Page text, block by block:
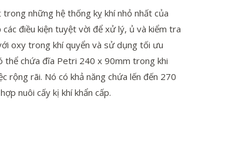
những hệ thống kỵ khí nhỏ nhất của
điều kiện tuyệt vời để xử lý, ủ và kiểm tra
oxy trong khí quyển và sử dụng tối ưu
thể chứa đĩa Petri 240 x 90mm trong khi
rộng rãi. Nó có khả năng chứa lến đến 270
nuôi cấy kị khí khẩn cấp.